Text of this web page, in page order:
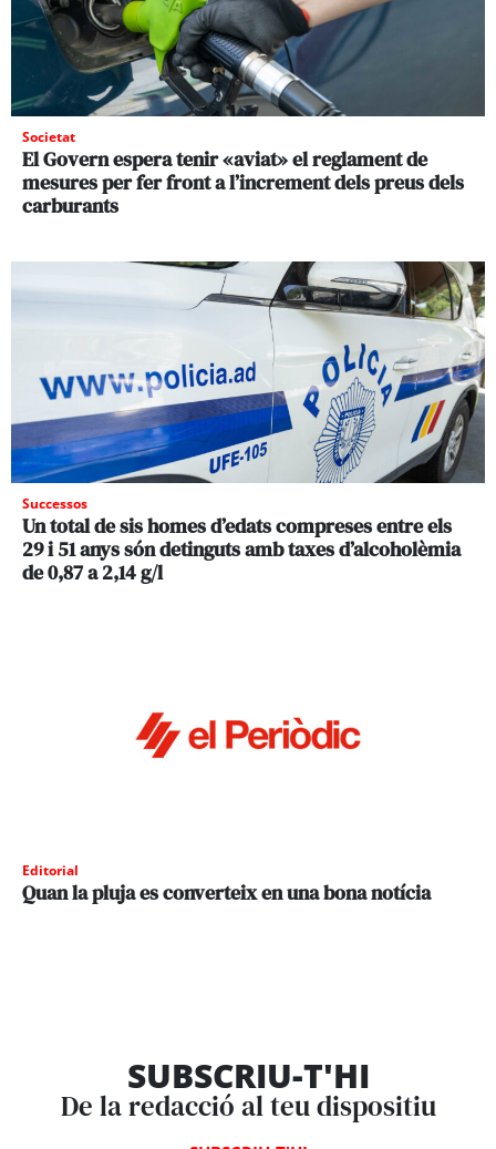
Societat
El Govern espera tenir «aviat» el reglament de
mesures per fer front a l’increment dels preus dels
carburants
Successos
Un total de sis homes d’edats compreses entre els
29 i 51 anys són detinguts amb taxes d’alcoholèmia
de 0,87 a 2,14 g/l
Editorial
Quan la pluja es converteix en una bona notícia
SUBSCRIU-T'HI
De la redacció al teu dispositiu